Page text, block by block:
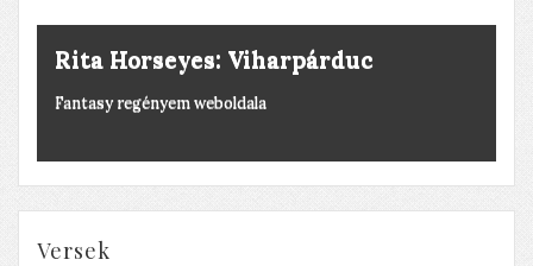
Rita Horseyes: Viharpárduc
Fantasy regényem weboldala
Versek